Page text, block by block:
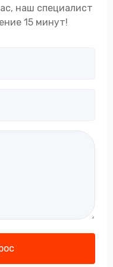
наш специалист
15 минут!